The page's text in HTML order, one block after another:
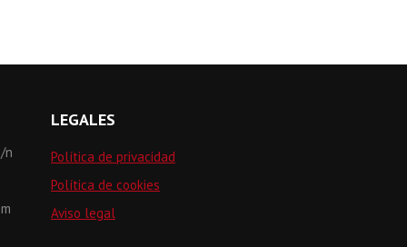
n
LEGALES
Política de privacidad
Política de cookies
Aviso legal